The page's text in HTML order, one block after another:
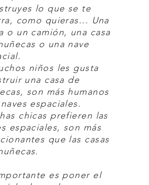
lo que se te
como quieras... Una
o un camión, una casa
o una nave
niños les gusta
una casa de
son más humanos
espaciales.
chicas prefieren las
espaciales, son más
que las casas
es poner el